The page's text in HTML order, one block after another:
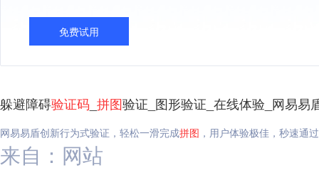
免费试用
躲避障碍验证码 拼图验证_图形验证_在线体验_网易易
网易易盾创新行为式验证，轻松一滑完成拼图 ，用户体验极佳，秒速通
来自：网站